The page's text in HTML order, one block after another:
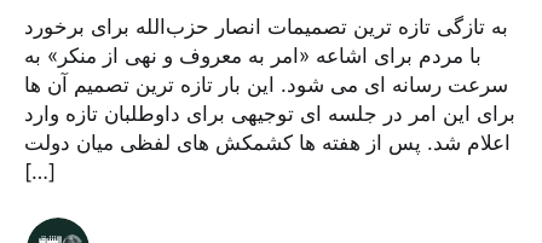
به تازگی تازه ترین تصمیمات انصار حزب‌الله برای برخورد
با مردم برای اشاعه «امر به معروف و نهی از منکر» به
سرعت رسانه ای می شود. این بار تازه ترین تصمیم آن ها
برای این امر در جلسه ای توجیهی برای داوطلبان تازه وارد
اعلام شد. پس از هفته ها کشمکش های لفظی میان دولت
[…]